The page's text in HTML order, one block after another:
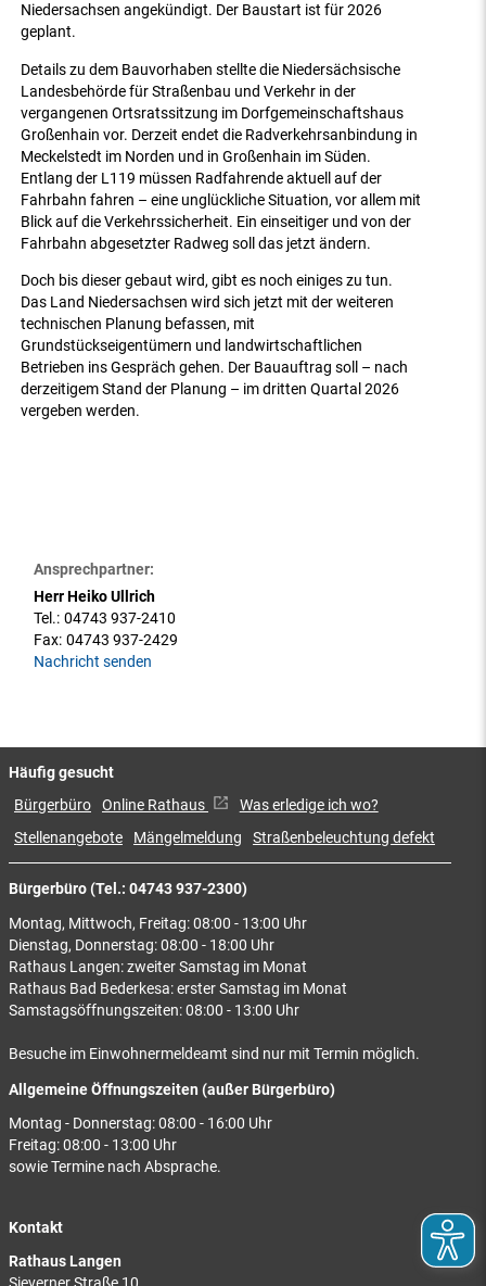
Niedersachsen angekündigt. Der Baustart ist für 2026
geplant.
Details zu dem Bauvorhaben stellte die Niedersächsische
Landesbehörde für Straßenbau und Verkehr in der
vergangenen Ortsratssitzung im Dorfgemeinschaftshaus
Großenhain vor. Derzeit endet die Radverkehrsanbindung in
Meckelstedt im Norden und in Großenhain im Süden.
Entlang der L119 müssen Radfahrende aktuell auf der
Fahrbahn fahren – eine unglückliche Situation, vor allem mit
Blick auf die Verkehrssicherheit. Ein einseitiger und von der
Fahrbahn abgesetzter Radweg soll das jetzt ändern.
Doch bis dieser gebaut wird, gibt es noch einiges zu tun.
Das Land Niedersachsen wird sich jetzt mit der weiteren
technischen Planung befassen, mit
Grundstückseigentümern und landwirtschaftlichen
Betrieben ins Gespräch gehen. Der Bauauftrag soll – nach
derzeitigem Stand der Planung – im dritten Quartal 2026
vergeben werden.
Ansprechpartner:
Herr Heiko Ullrich
Tel.: 04743 937-2410
Fax: 04743 937-2429
Nachricht senden
Bürgerbüro (Tel.: 04743 937-2300)
Montag, Mittwoch, Freitag: 08:00 - 13:00 Uhr
Dienstag, Donnerstag: 08:00 - 18:00 Uhr
Rathaus Langen: zweiter Samstag im Monat
Rathaus Bad Bederkesa: erster Samstag im Monat
Samstagsöffnungszeiten: 08:00 - 13:00 Uhr
Besuche im Einwohnermeldeamt sind nur mit Termin möglich.
Allgemeine Öffnungszeiten (außer Bürgerbüro)
Montag - Donnerstag: 08:00 - 16:00 Uhr
Freitag: 08:00 - 13:00 Uhr
sowie Termine nach Absprache.
Kontakt
Rathaus Langen
Häufig gesucht
Bürgerbüro Online Rathaus
Was erledige ich wo?
Stellenangebote
Mängelmeldung Straßenbeleuchtung defekt